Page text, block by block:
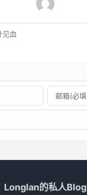
Longlan的私人Blog